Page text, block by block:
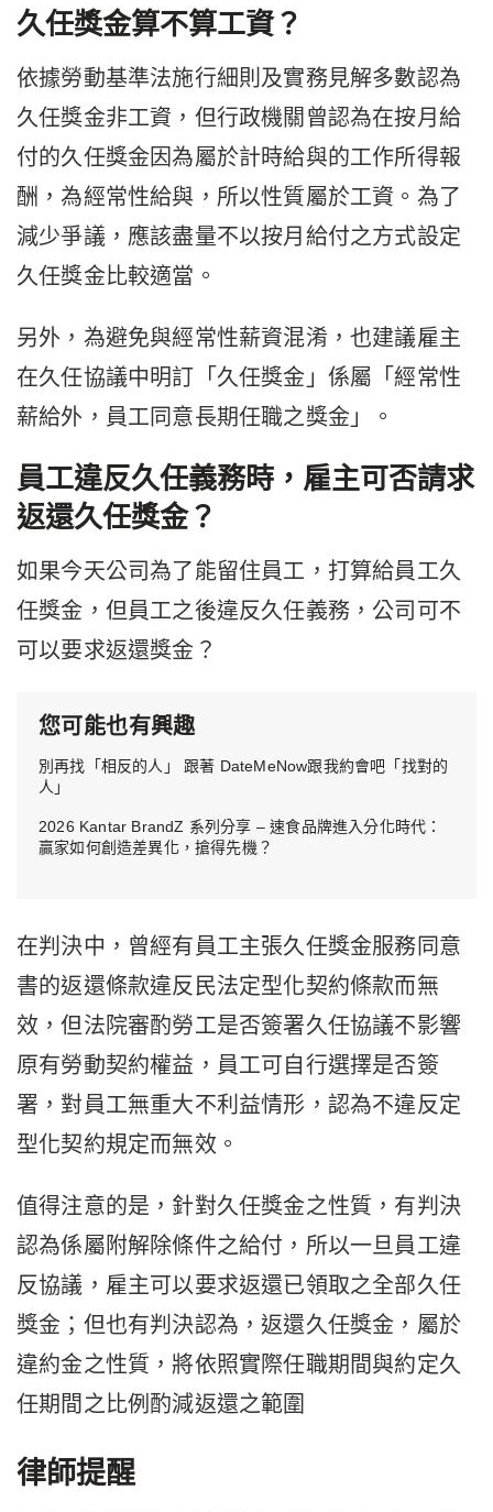
久任獎金算不算工資？
依據勞動基準法施行細則及實務見解多數認為
久任獎金非工資，但行政機關曾認為在按月給
付的久任獎金因為屬於計時給與的工作所得報
酬，為經常性給與，所以性質屬於工資。為了
減少爭議，應該盡量不以按月給付之方式設定
久任獎金比較適當。
另外，為避免與經常性薪資混淆，也建議雇主
在久任協議中明訂「久任獎金」係屬「經常性
薪給外，員工同意長期任職之獎金」。
員工違反久任義務時，雇主可否請求
返還久任獎金？
如果今天公司為了能留住員工，打算給員工久
任獎金，但員工之後違反久任義務，公司可不
可以要求返還獎金？
您可能也有興趣
別再找「相反的人」 跟著 DateMeNow跟我約會吧「找對的
人」
2026 Kantar BrandZ 系列分享 – 速食品牌進入分化時代：
贏家如何創造差異化，搶得先機？
在判決中，曾經有員工主張久任獎金服務同意
書的返還條款違反民法定型化契約條款而無
效，但法院審酌勞工是否簽署久任協議不影響
原有勞動契約權益，員工可自行選擇是否簽
署，對員工無重大不利益情形，認為不違反定
型化契約規定而無效。
值得注意的是，針對久任獎金之性質，有判決
認為係屬附解除條件之給付，所以一旦員工違
反協議，雇主可以要求返還已領取之全部久任
獎金；但也有判決認為，返還久任獎金，屬於
違約金之性質，將依照實際任職期間與約定久
任期間之比例酌減返還之範圍
律師提醒